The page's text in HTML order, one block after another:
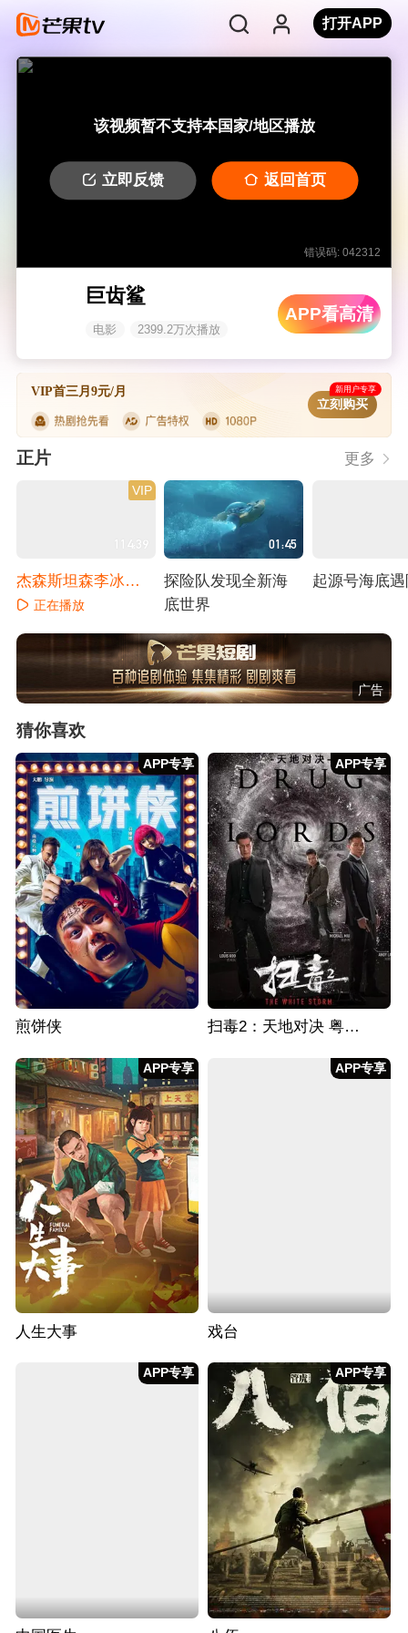
打开APP
该视频暂不支持本国家/地区播放
立即反馈 返回首页
错误码: 042312
巨齿鲨
电影 2399.2万次播放
APP看高清
VIP首三月9元/月 新用户专享
立刻购买
正片 更多
114:39
VIP
杰森斯坦森李冰冰
玩命搏“鲨”
正在播放
01:45
探险队发现全新海
底世界
起源号海底
广告
猜你喜欢
APP专享
煎饼侠
APP专享
扫毒2：天地对决 粤语版
APP专享
人生大事
APP专享
戏台
APP专享 APP专享